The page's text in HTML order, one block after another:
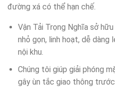
đường xá có thể hạn chế.
Vận Tải Trọng Nghĩa sở
nhỏ gọn, linh hoạt, dễ
nội khu.
Chúng tôi giúp giải phóng
gây ùn tắc giao thông trước